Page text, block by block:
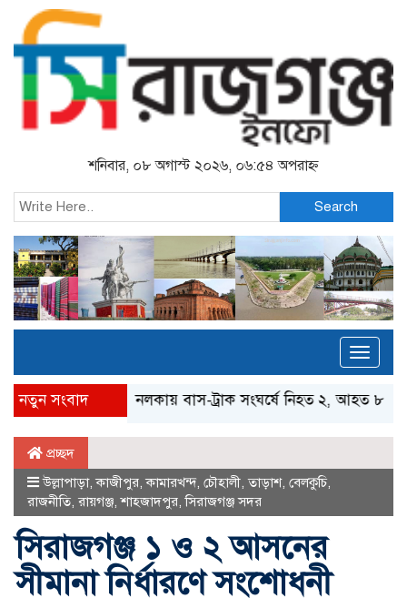
শনিবার, ০৮ অগাস্ট ২০২৬, ০৬:৫৪ অপরাহ্ন
Search
নতুন সংবাদনলকায় বাস-ট্রাক সংঘর্ষে নিহত ২, আহত ৮ তাড়াশে
প্রচ্ছদ
উল্লাপাড়া,কাজীপুর,কামারখন্দ, চৌহালী,তাড়াশ, বেলকুচি,
রাজনীতি, রায়গঞ্জ,শাহজাদপুর,সিরাজগঞ্জ সদর
সিরাজগঞ্জ ১ ও ২ আসনের
সীমানা নির্ধারণে সংশোধনী